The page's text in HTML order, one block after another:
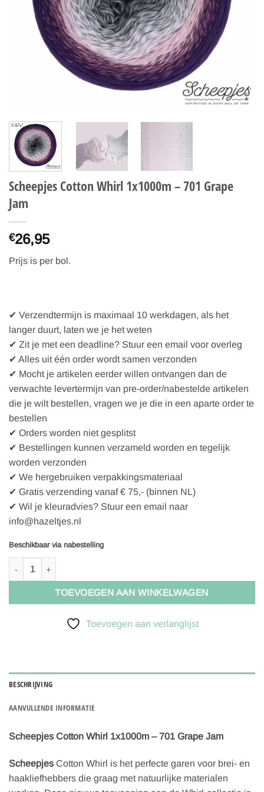
Scheepjes Cotton Whirl 1x1000m – 701 Grape
Jam
€26,95
Prijs is per bol.
✔ Verzendtermijn is maximaal 10 werkdagen, als het
langer duurt, laten we je het weten
✔ Zit je met een deadline? Stuur een email voor overleg
✔ Alles uit één order wordt samen verzonden
✔ Mocht je artikelen eerder willen ontvangen dan de
verwachte levertermijn van pre-order/nabestelde artikelen
die je wilt bestellen, vragen we je die in een aparte order te
bestellen
✔ Orders worden niet gesplitst
✔ Bestellingen kunnen verzameld worden en tegelijk
worden verzonden
✔ We hergebruiken verpakkingsmateriaal
✔ Gratis verzending vanaf € 75,- (binnen NL)
✔ Wil je kleuradvies? Stuur een email naar
info@hazeltjes.nl
Beschikbaar via nabestelling
TOEVOEGEN AAN WINKELWAGEN
Toevoegen aan verlanglijst
BESCHRIJVING
AANVULLENDE INFORMATIE
Scheepjes Cotton Whirl 1x1000m – 701 Grape Jam
Scheepjes Cotton Whirl is het perfecte garen voor brei- en
haakliefhebbers die graag met natuurlijke materialen